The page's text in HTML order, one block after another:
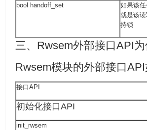
bool handoff_set
如果该
就是该
持锁
三、Rwsem外部接口API为
Rwsem模块的外部接口API
接口API
初始化接口API
init_rwsem